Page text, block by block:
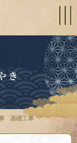
き
基礎工事